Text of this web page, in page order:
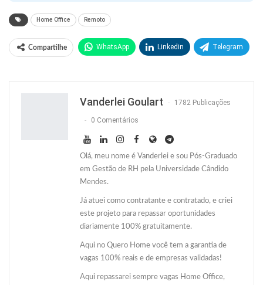
Home Office Remoto
Compartilhe WhatsApp Linkedin Telegram
Vanderlei Goulart 1782 Publicações
0 Comentários
Olá, meu nome é Vanderlei e sou Pós-Graduado
em Gestão de RH pela Universidade Cândido
Mendes.
Já atuei como contratante e contratado, e criei
este projeto para repassar oportunidades
diariamente 100% gratuitamente.
Aqui no Quero Home você tem a garantia de
vagas 100% reais e de empresas validadas!
Aqui repassarei sempre vagas Home Office,